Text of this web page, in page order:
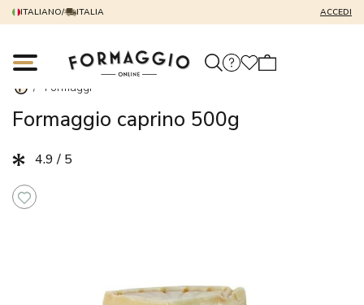
ITALIANO/ ITALIA ACCEDI
/ Formaggi
Formaggio caprino 500g
4.9 / 5